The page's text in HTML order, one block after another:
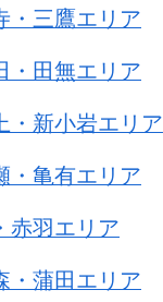
・三鷹エリア
・田無エリア
・新小岩エリア
・亀有エリア
赤羽エリア
・蒲田エリア